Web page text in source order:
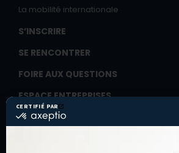
La mobilité internationale
S’INSCRIRE
SE RENCONTRER
FOIRE AUX QUESTIONS
ESPACE ENTREPRISES
Recruter un(e) alternant(e)
Former ses salariés